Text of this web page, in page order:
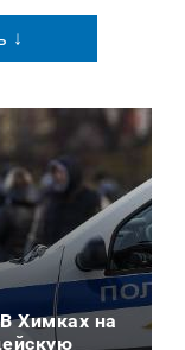
↓
Химках на